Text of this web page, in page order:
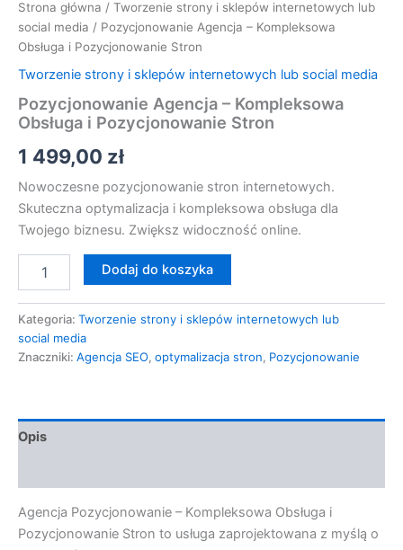
Strona główna / Tworzenie strony i sklepów internetowych lub
social media / Pozycjonowanie Agencja – Kompleksowa
Obsługa i Pozycjonowanie Stron
Tworzenie strony i sklepów internetowych lub social media
Pozycjonowanie Agencja – Kompleksowa
Obsługa i Pozycjonowanie Stron
1 499,00 zł
Nowoczesne pozycjonowanie stron internetowych.
Skuteczna optymalizacja i kompleksowa obsługa dla
Twojego biznesu. Zwiększ widoczność online.
Dodaj do koszyka
Kategoria: Tworzenie strony i sklepów internetowych lub
social media
Znaczniki: Agencja SEO, optymalizacja stron, Pozycjonowanie
Opis
Agencja Pozycjonowanie – Kompleksowa Obsługa i
Pozycjonowanie Stron to usługa zaprojektowana z myślą o